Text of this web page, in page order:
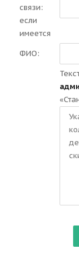
связи:
если
имеется
ФИО: